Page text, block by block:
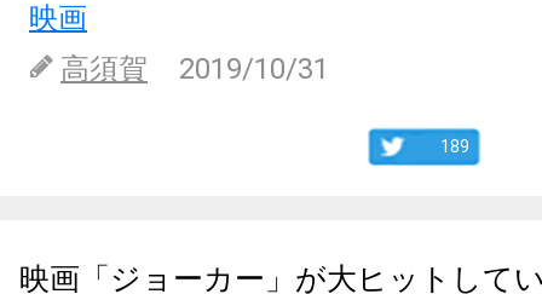
映画
高須賀
2019/10/31
189
映画「ジョーカー」が大ヒットして